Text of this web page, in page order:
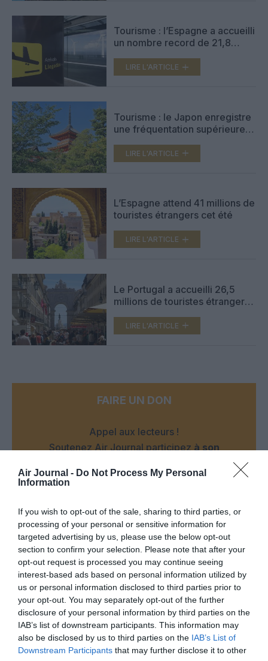
Air Journal - Do Not Process My Personal
Information
If you wish to opt-out of the sale, sharing to third parties, or
processing of your personal or sensitive information for
targeted advertising by us, please use the below opt-out
section to confirm your selection. Please note that after your
opt-out request is processed you may continue seeing
interest-based ads based on personal information utilized by
us or personal information disclosed to third parties prior to
your opt-out. You may separately opt-out of the further
disclosure of your personal information by third parties on the
IAB’s list of downstream participants. This information may
also be disclosed by us to third parties on the IAB’s List of
Downstream Participants that may further disclose it to other
Tourisme : l’Espagne a accueilli
un nombre record de 21,8
cet été
LIRE L'ARTICLE
Tourisme : le Japon enregistre
une fréquentation supérieure
LIRE L'ARTICLE
L’Espagne attend 41 millions de
touristes étrangers cet été
LIRE L'ARTICLE
Le Portugal a accueilli 26,5
millions de touristes étrangers
LIRE L'ARTICLE
FAIRE UN DON
Appel aux lecteurs !
Soutenez Air Journal participez à son
DERNIERS COMMENTAIRES
Mathématiquesa commenté l'article :